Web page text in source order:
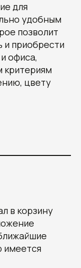
для
удобным
позволит
и приобрести
офиса,
критериям
цвету
в корзину
имеется